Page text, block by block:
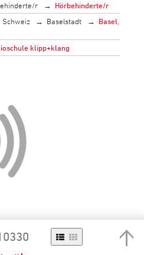
r
Hörbehinderte/r
Schweiz Baselstadt
Basel,
klipp+klang